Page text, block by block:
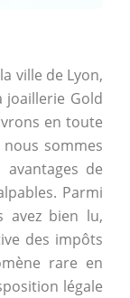
ville de Lyon,
joaillerie Gold
en toute
sommes
de
Parmi
avez bien lu,
des impôts
rare en
légale